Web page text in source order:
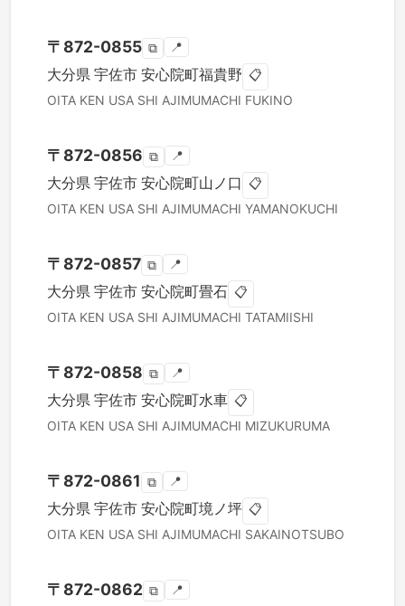
〒 872-0855 ⧉ 📍
大分県 宇佐市 安心院町福貴野 📋
OITA KEN USA SHI AJIMUMACHI FUKINO
〒 872-0856 ⧉ 📍
大分県 宇佐市 安心院町山ノ口 📋
OITA KEN USA SHI AJIMUMACHI YAMANOKUCHI
〒 872-0857 ⧉ 📍
大分県 宇佐市 安心院町畳石 📋
OITA KEN USA SHI AJIMUMACHI TATAMIISHI
〒 872-0858 ⧉ 📍
大分県 宇佐市 安心院町水車 📋
OITA KEN USA SHI AJIMUMACHI MIZUKURUMA
〒 872-0861 ⧉ 📍
大分県 宇佐市 安心院町境ノ坪 📋
OITA KEN USA SHI AJIMUMACHI SAKAINOTSUBO
〒 872-0862 ⧉ 📍